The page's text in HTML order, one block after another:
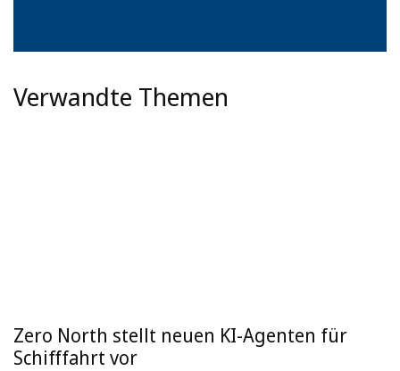
Verwandte Themen
Zero North stellt neuen KI-Agenten für
Schifffahrt vor